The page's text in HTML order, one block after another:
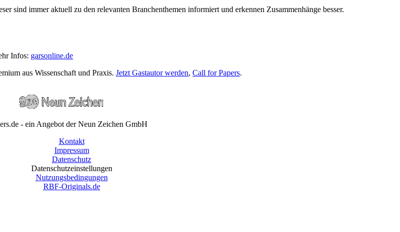
sind immer aktuell zu den relevanten Branchenthemen informiert und erkennen Zusammenhänge besser.
Infos: garsonline.de
aus Wissenschaft und Praxis. Jetzt Gastautor werden, Call for Papers.
- ein Angebot der Neun Zeichen GmbH
Kontakt
Impressum
Datenschutz
Datenschutzeinstellungen
Nutzungsbedingungen
RBF-Originals.de